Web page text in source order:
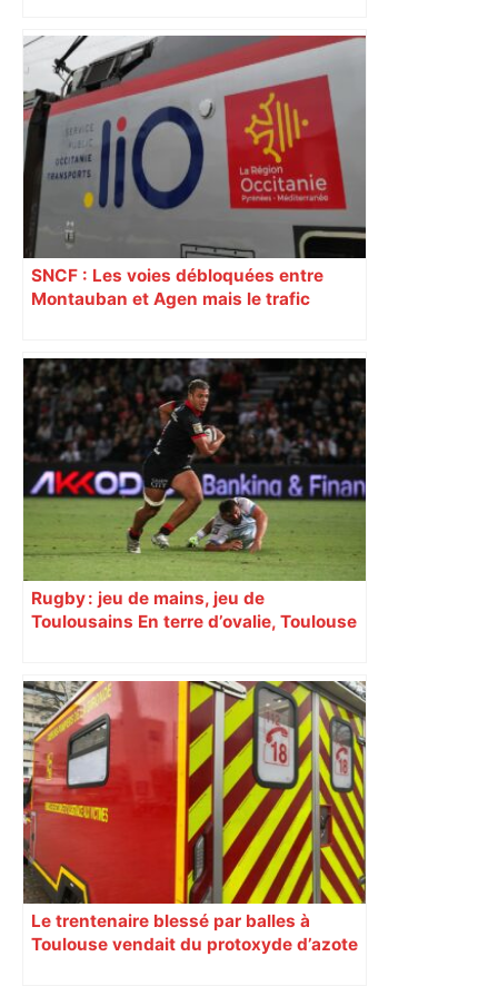
SNCF : Les voies débloquées entre
Montauban et Agen mais le trafic
Rugby : jeu de mains, jeu de
Toulousains En terre d’ovalie, Toulouse
revendiquant surtout son art du jeu en
mouvement, vif et spectaculaire.
Décryptage. Série (4 / 10)
Le trentenaire blessé par balles à
Toulouse vendait du protoxyde d’azote